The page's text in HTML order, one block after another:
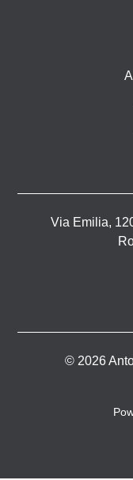
Via Emilia,
© 2026